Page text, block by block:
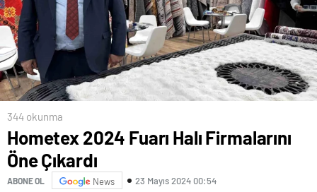
344 okunma
Hometex 2024 Fuarı Halı Firmalarını
Öne Çıkardı
ABONE OL News 23 Mayıs 2024 00:54